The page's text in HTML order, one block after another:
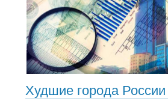
Худшие города